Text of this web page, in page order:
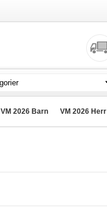
VM 2026 Barn VM 2026 Herr